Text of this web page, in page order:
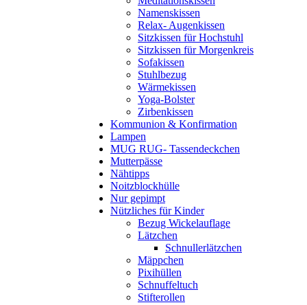
Namenskissen
Relax- Augenkissen
Sitzkissen für Hochstuhl
Sitzkissen für Morgenkreis
Sofakissen
Stuhlbezug
Wärmekissen
Yoga-Bolster
Zirbenkissen
Kommunion & Konfirmation
Lampen
MUG RUG- Tassendeckchen
Mutterpässe
Nähtipps
Noitzblockhülle
Nur gepimpt
Nützliches für Kinder
Bezug Wickelauflage
Lätzchen
Schnullerlätzchen
Mäppchen
Pixihüllen
Schnuffeltuch
Stifterollen